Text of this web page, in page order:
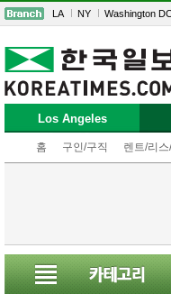
LA NY Washington
Los Angeles
홈 구인/구직 렌트/리